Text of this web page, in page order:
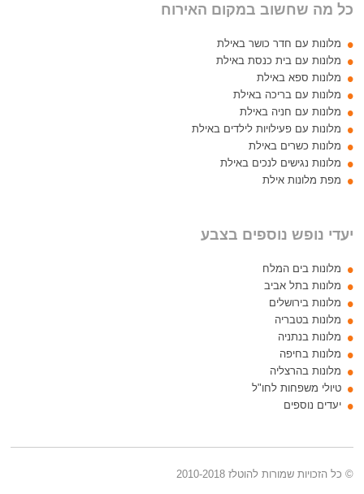
כל מה שחשוב במקום האירוח
מלונות עם חדר כושר באילת
מלונות עם בית כנסת באילת
מלונות ספא באילת
מלונות עם בריכה באילת
מלונות עם חניה באילת
מלונות עם פעילויות לילדים באילת
מלונות כשרים באילת
מלונות נגישים לנכים באילת
מפת מלונות אילת
יעדי נופש נוספים בצבע
מלונות בים המלח
מלונות בתל אביב
מלונות בירושלים
מלונות בטבריה
מלונות בנתניה
מלונות בחיפה
מלונות בהרצליה
טיולי משפחות לחו"ל
יעדים נוספים
© כל הזכויות שמורות להוטלז 2010-2018